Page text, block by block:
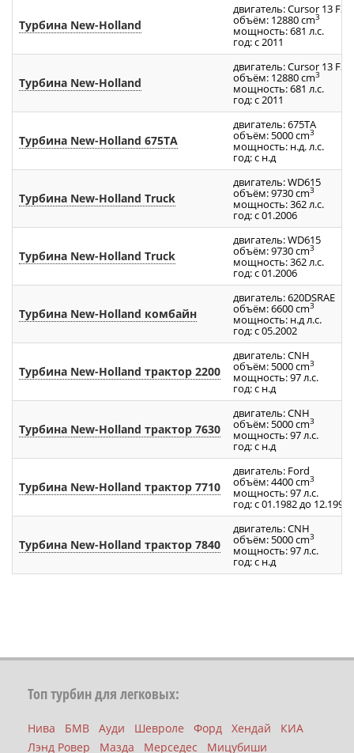
Турбина New-Holland
двигатель: Cursor 13
объём: 12880 cm3
мощность: 681 л.с.
год: с 2011
Турбина New-Holland
двигатель: Cursor 13
объём: 12880 cm3
мощность: 681 л.с.
год: с 2011
Турбина New-Holland 675TA
двигатель: 675TA
объём: 5000 cm3
мощность: н.д. л.с.
год: с н.д
Турбина New-Holland Truck
двигатель: WD615
объём: 9730 cm3
мощность: 362 л.с.
год: с 01.2006
Турбина New-Holland Truck
двигатель: WD615
объём: 9730 cm3
мощность: 362 л.с.
год: с 01.2006
Турбина New-Holland комбайн
двигатель: 620DSRAE
объём: 6600 cm3
мощность: н.д л.с.
год: с 05.2002
Турбина New-Holland трактор 2200
двигатель: CNH
объём: 5000 cm3
мощность: 97 л.с.
год: с н.д
Турбина New-Holland трактор 7630
двигатель: CNH
объём: 5000 cm3
мощность: 97 л.с.
год: с н.д
Турбина New-Holland трактор 7710
двигатель: Ford
объём: 4400 cm3
мощность: 97 л.с.
год: с 01.1982 до 12.1990
Турбина New-Holland трактор 7840
двигатель: CNH
объём: 5000 cm3
мощность: 97 л.с.
год: с н.д
Топ турбин для легковых:
Нива БМВ Ауди Шевроле Форд Хендай
КИА
Лэнд Ровер
Мазда Мерседес Мицубиши